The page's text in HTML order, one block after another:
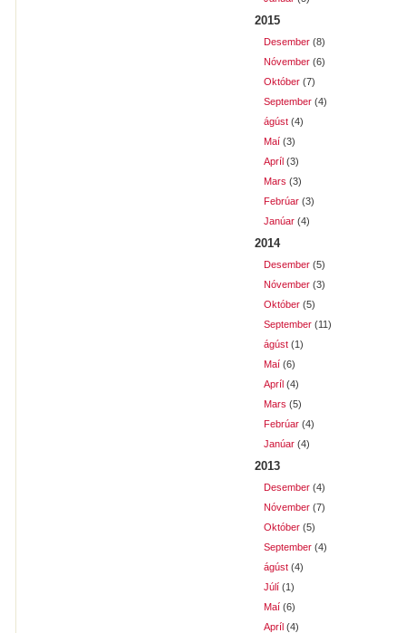
2015
Desember (8)
Nóvember (6)
Október (7)
September (4)
ágúst (4)
Maí (3)
Apríl (3)
Mars (3)
Febrúar (3)
Janúar (4)
2014
Desember (5)
Nóvember (3)
Október (5)
September (11)
ágúst (1)
Maí (6)
Apríl (4)
Mars (5)
Febrúar (4)
Janúar (4)
2013
Desember (4)
Nóvember (7)
Október (5)
September (4)
ágúst (4)
Júlí (1)
Maí (6)
Apríl (4)